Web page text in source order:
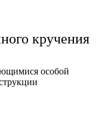
кручения
особой